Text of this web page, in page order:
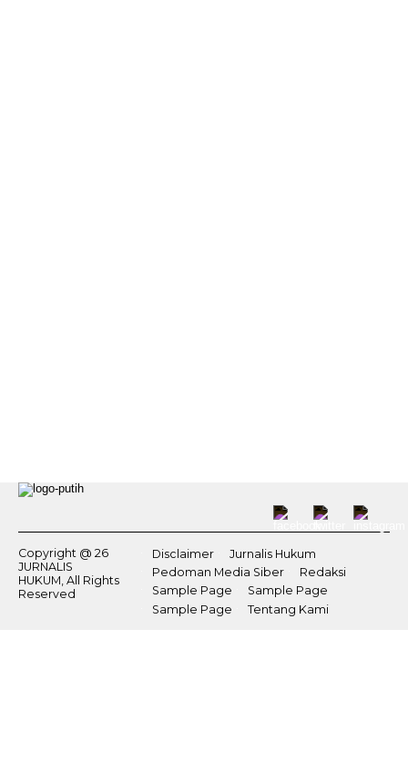
Copyright @ 26
JURNALIS
HUKUM, All Rights
Reserved
Disclaimer
Jurnalis Hukum
Pedoman Media Siber
Redaksi
Sample Page
Sample Page
Sample Page
Tentang Kami